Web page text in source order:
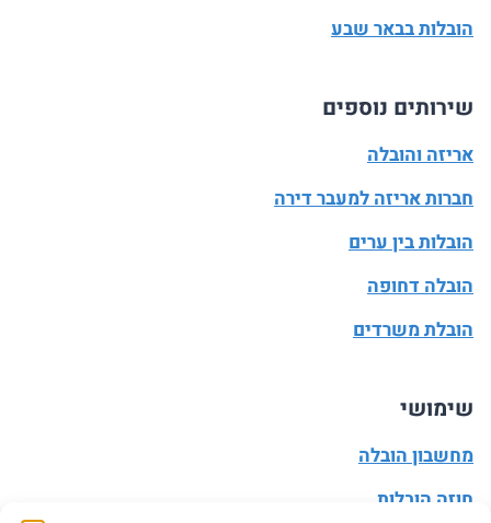
הובלות בבאר שבע
שירותים נוספים
אריזה והובלה
חברות אריזה למעבר דירה
הובלות בין ערים
הובלה דחופה
הובלת משרדים
שימושי
מחשבון הובלה
חוזה הובלות